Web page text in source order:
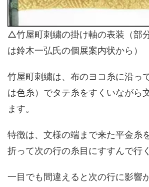
△竹屋町刺繍の掛け軸の表装（部
は鈴木一弘氏の個展案内状から）
竹屋町刺繍は、布のヨコ糸に沿っ
は色糸）でタテ糸をすくいながら
ます。
特徴は、文様の端まで来た平金糸
折って次の行の糸目にすすんで行
一目でも間違えると次の行に影響